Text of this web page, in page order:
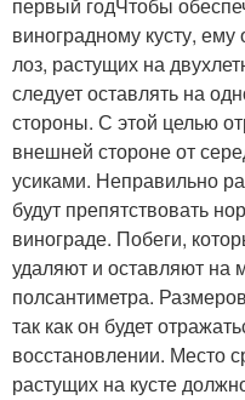
первый годЧтобы
виноградному кусту,
лоз, растущих на
следует оставлять на
стороны. С этой целью
внешней стороне от
усиками. Неправильно
будут препятствовать
винограде. Побеги,
удаляют и оставляют на
полсантиметра.
так как он будет
восстановлении. Место
растущих на кусте